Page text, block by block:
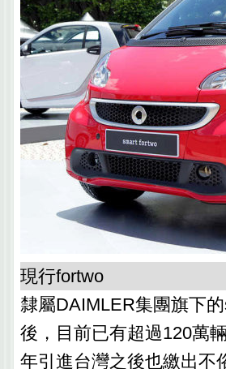
現行fortwo
隸屬DAIMLER集團旗下
後，目前已有超過120萬
年引進台灣之後也繳出不